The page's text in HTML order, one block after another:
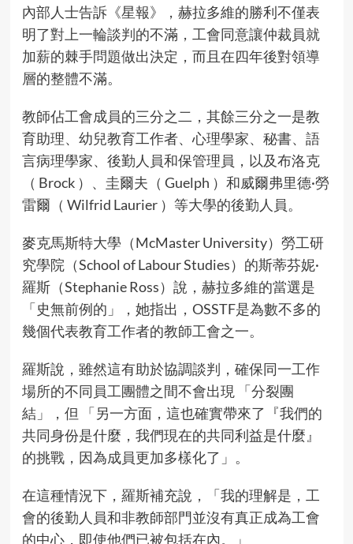
內部人士告訴《星報》，赫拉多維的勝利不僅表
明了對上一輪談判的不滿，工會同意讓仲裁員就
加薪的棘手問題做出決定，而且在四年後對領導
層的整體不滿。
教師佔工會成員的三分之二，其餘三分之一是教
育助理、幼兒教育工作者、心理學家、秘書、語
言病理學家、後勤人員和保管理員，以及布洛克
（ Brock ）、圭爾夫（ Guelph ）和威爾弗里德·勞
雷爾（ Wilfrid Laurier ）等大學的後勤人員。
麥克馬斯特大學（McMaster University）勞工研
究學院（School of Labour Studies）的斯蒂芬妮·
羅斯（Stephanie Ross）說，赫拉多維的當選是
「史無前例的」，她指出，OSSTF是為數不多的
幾個代表教育工作者的教師工會之一。
羅斯說，雖然這有助於協調談判，確保同一工作
場所的不同員工團體之間不會出現 「分裂團
結」，但 「另一方面，這也確實帶來了『我們的
共同身份是什麼，我們現在的共同利益是什麼』
的挑戰，因為成員更加多樣化了」。
在這種情況下，羅斯補充說，「我的理解是，工
會的後勤人員和非教師部門並沒有真正成為工會
的中心，即使他們已被包括在內。」